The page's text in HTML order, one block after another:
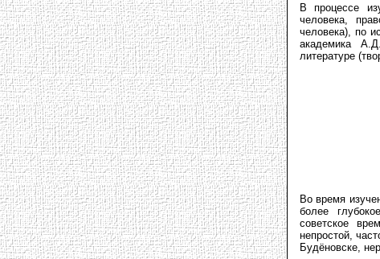
В процессе
человека,
человека), по
академика
литературе
Во время
более
советское
непростой,
Будёновске,